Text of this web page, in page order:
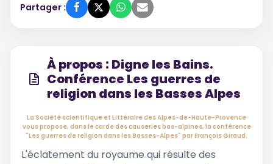
Partager :
À propos : Digne les Bains.
Conférence Les guerres de
religion dans les Basses Alpes
La Société scientifique et Littéraire des Alpes-de-Haute-Provence
vous propose, dans le carde des causeries bas-alpines, la conférence
"Les guerres de religion dans les Basses-Alpes" par François Giraud.
L'éclatement du royaume qui résulte des